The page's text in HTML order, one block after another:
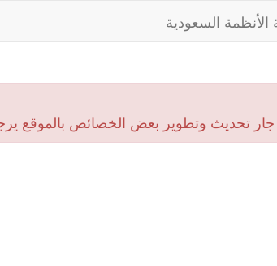
السعودية
جار تحديث وتطوير بعض الخصائص بالموقع